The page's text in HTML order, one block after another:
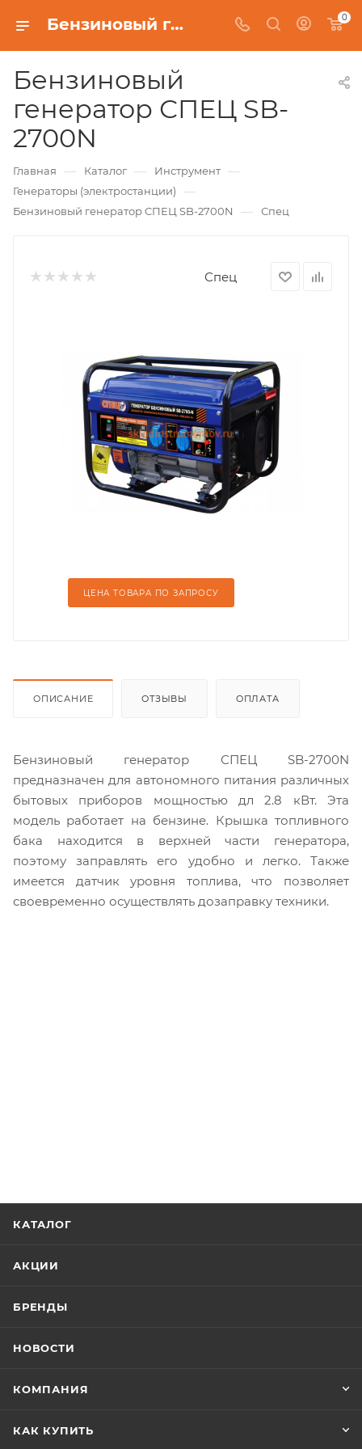
Бензиновый генератор СПЕЦ SB-2700N 0
Бензиновый
генератор СПЕЦ SB-
2700N
Главная — Каталог — Инструмент —
Генераторы (электростанции) —
Бензиновый генератор СПЕЦ SB-2700N — Спец
Спец
ЦЕНА ТОВАРА ПО ЗАПРОСУ
ОПИСАНИЕ ОТЗЫВЫ ОПЛАТА
Бензиновый генератор СПЕЦ SB-2700N
предназначен для автономного питания различных
бытовых приборов мощностью дл 2.8 кВт. Эта
модель работает на бензине. Крышка топливного
бака находится в верхней части генератора,
поэтому заправлять его удобно и легко. Также
имеется датчик уровня топлива, что позволяет
своевременно осуществлять дозаправку техники.
КАТАЛОГ
АКЦИИ
БРЕНДЫ
НОВОСТИ
КОМПАНИЯ
КАК КУПИТЬ